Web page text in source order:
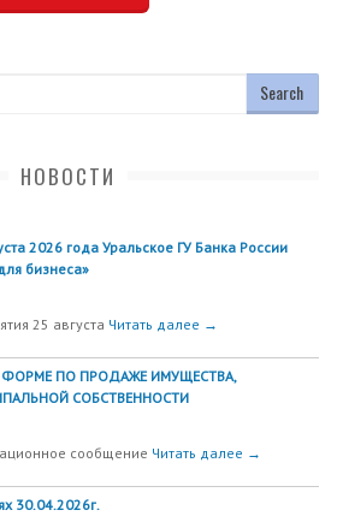
НОВОСТИ
2026 года Уральское ГУ Банка России
бизнеса»
25 августа Читать далее →
ПО ПРОДАЖЕ ИМУЩЕСТВА,
СОБСТВЕННОСТИ
сообщение Читать далее →
30.04.2026г.